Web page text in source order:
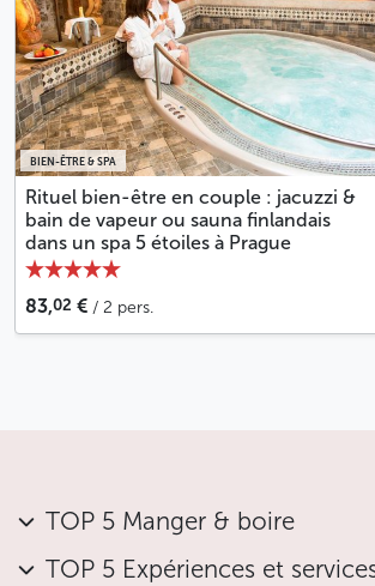
BIEN-ÊTRE & SPA
Rituel bien-être en couple : jacuzzi &
bain de vapeur ou sauna finlandais
dans un spa 5 étoiles à Prague
83,02 € / 2 pers.
TOP 5 Manger & boire
TOP 5 Expériences et